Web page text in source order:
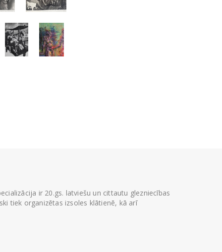
ir 20.gs. latviešu un cittautu glezniecības
tiek organizētas izsoles klātienē, kā arī